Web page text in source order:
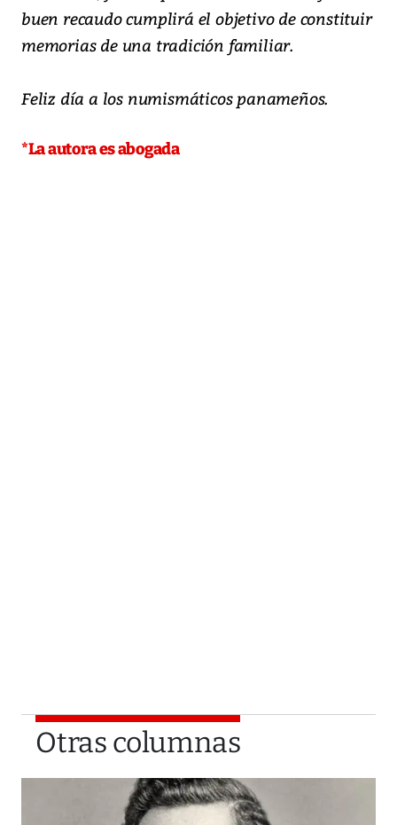
buen recaudo cumplirá el objetivo de constituir
memorias de una tradición familiar.
Feliz día a los numismáticos panameños.
*La autora es abogada
Otras columnas